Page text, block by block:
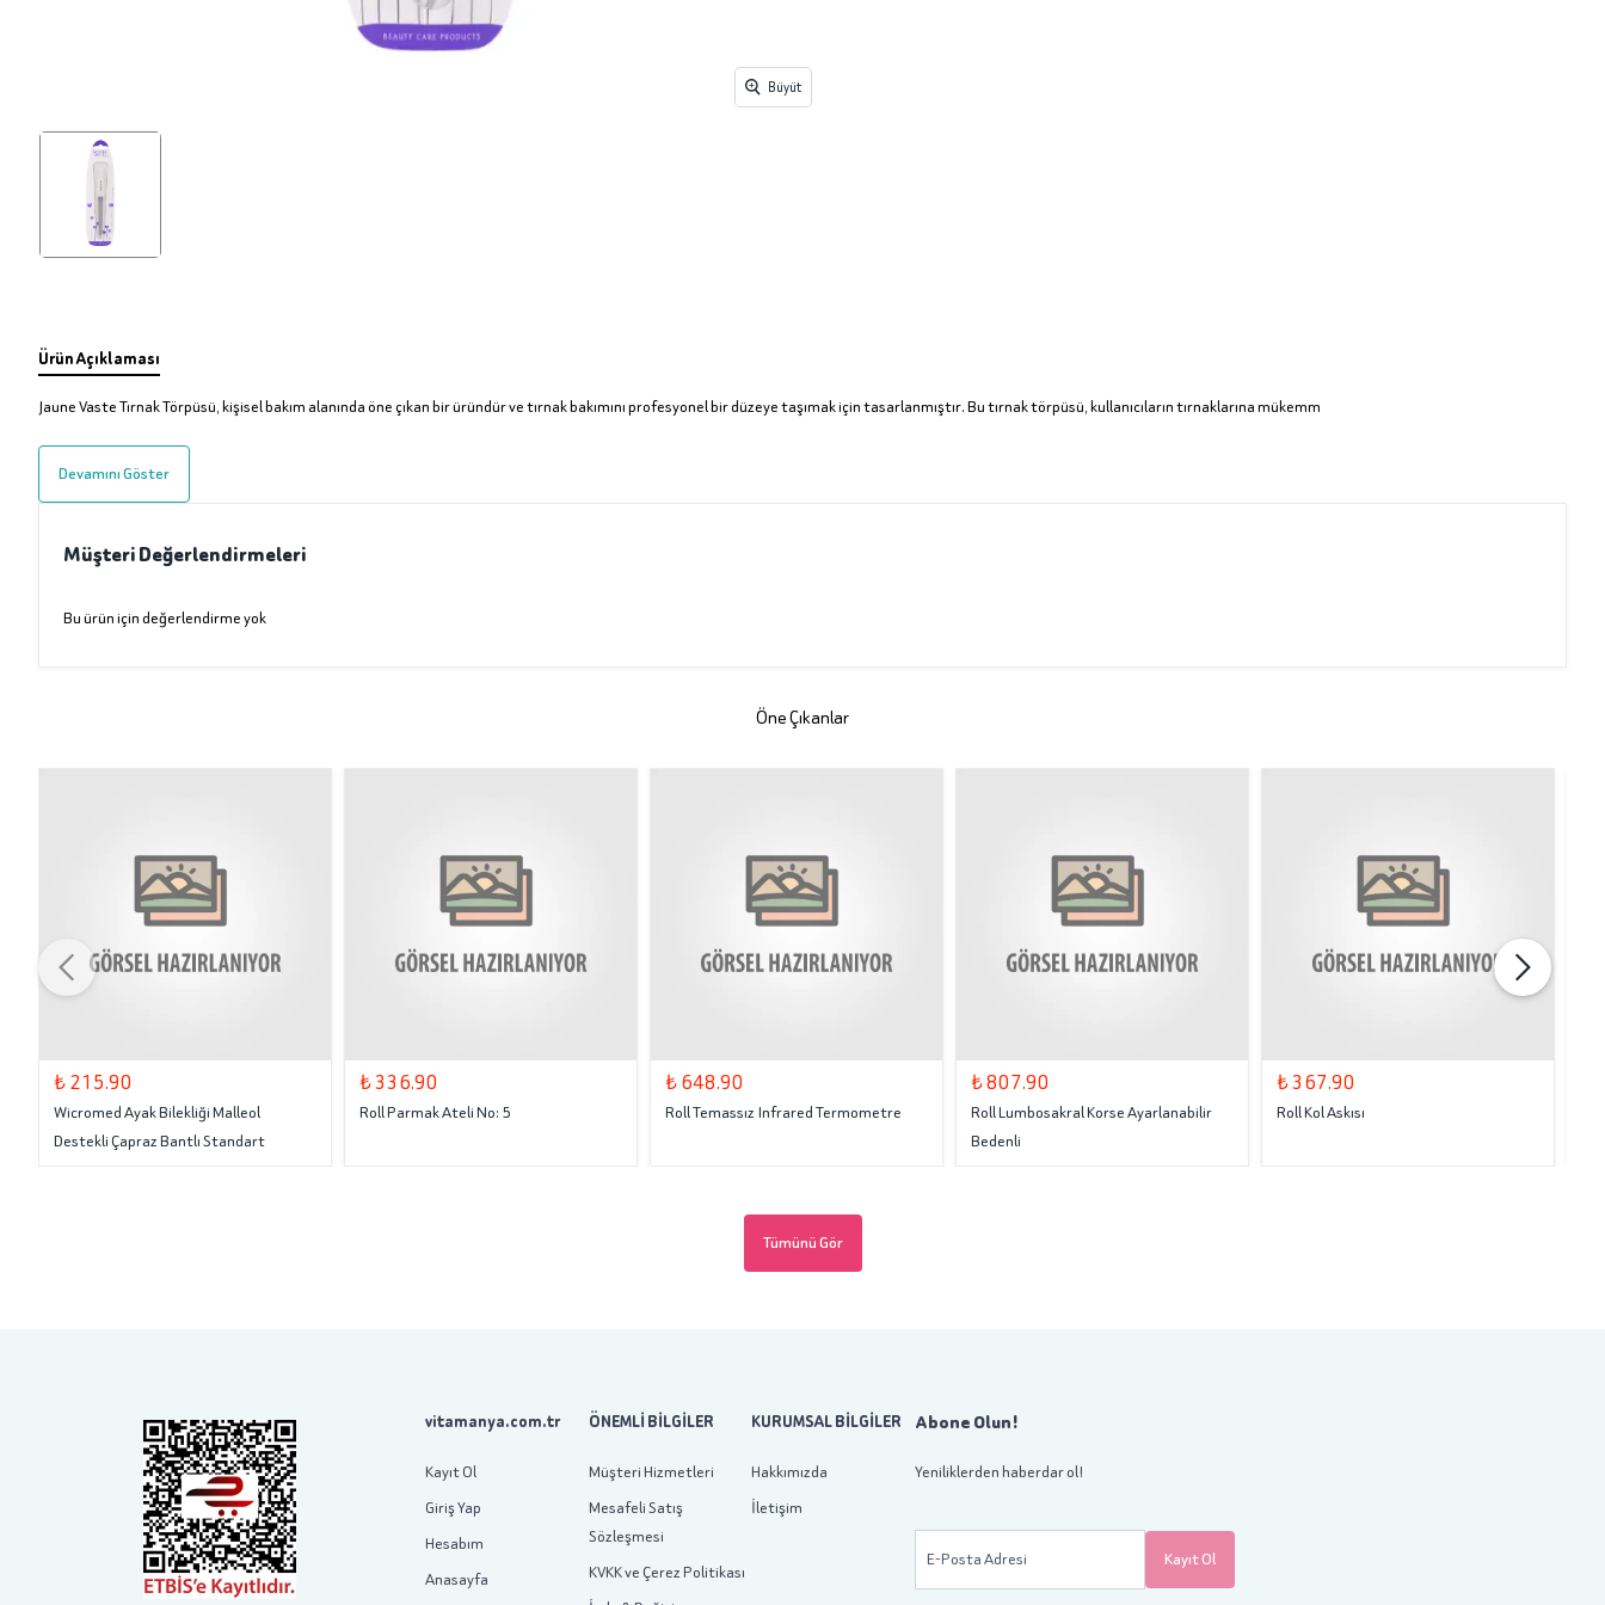
Büyüt
Ürün Açıklaması
Jaune Vaste Tırnak Törpüsü, kişisel bakım alanında öne çıkan bir üründür ve tırnak bakımını profesyonel bir düzeye taşımak için tasarlanmıştır. Bu tırnak törpüsü, kullanıcıların tırnaklarına mükemm
Devamını Göster
Müşteri Değerlendirmeleri
Bu ürün için değerlendirme yok
Öne Çıkanlar
₺ 215.90
Wicromed Ayak Bilekliği Malleol
Destekli Çapraz Bantlı Standart
₺ 336.90
Roll Parmak Ateli No: 5
₺ 648.90
Roll Temassız Infrared Termometre
₺ 807.90
Roll Lumbosakral Korse Ayarlanabilir
Bedenli
₺ 367.90
Roll Kol Askısı
Tümünü Gör
vitamanya.com.tr
Kayıt Ol
Giriş Yap
Hesabım
Anasayfa
ÖNEMLİ BİLGİLER
Müşteri Hizmetleri
Mesafeli Satış
Sözleşmesi
KVKK ve Çerez Politikası
KURUMSAL BİLGİLER
Hakkımızda
İletişim
Abone Olun!
Yeniliklerden haberdar ol!
E-Posta Adresi Kayıt Ol